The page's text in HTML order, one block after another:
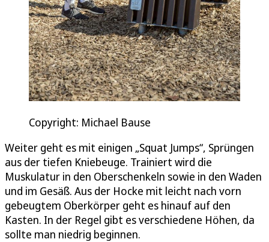
Copyright: Michael Bause
Weiter geht es mit einigen „Squat Jumps“, Sprüngen
aus der tiefen Kniebeuge. Trainiert wird die
Muskulatur in den Oberschenkeln sowie in den Waden
und im Gesäß. Aus der Hocke mit leicht nach vorn
gebeugtem Oberkörper geht es hinauf auf den
Kasten. In der Regel gibt es verschiedene Höhen, da
sollte man niedrig beginnen.